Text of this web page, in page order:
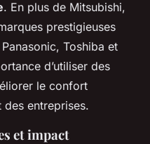
. En plus de Mitsubishi,
prestigieuses
Toshiba et
d’utiliser des
le confort
des entreprises.
et impact